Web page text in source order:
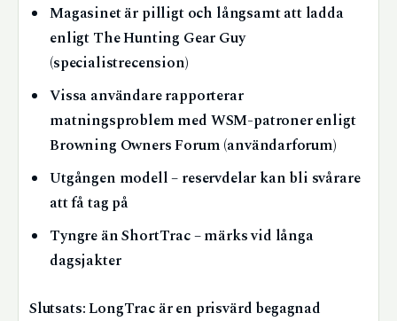
Magasinet är pilligt och långsamt att ladda
enligt The Hunting Gear Guy
(specialistrecension)
Vissa användare rapporterar
matningsproblem med WSM-patroner enligt
Browning Owners Forum (användarforum)
Utgången modell – reservdelar kan bli svårare
att få tag på
Tyngre än ShortTrac – märks vid långa
dagsjakter
Slutsats: LongTrac är en prisvärd begagnad